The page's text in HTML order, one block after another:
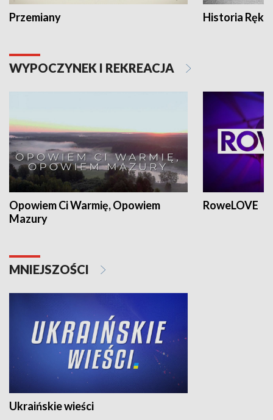
Przemiany Historia Ręką
WYPOCZYNEK I REKREACJA
Opowiem Ci Warmię, Opowiem
Mazury
RoweLOVE
MNIEJSZOŚCI
Ukraińskie wieści